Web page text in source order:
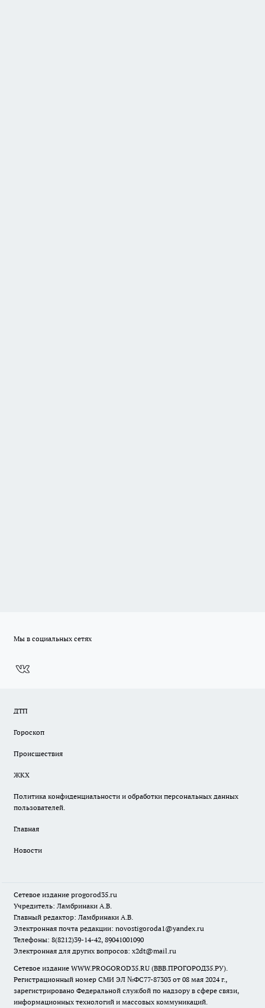
Мы в социальных сетях
ДТП
Гороскоп
Происшествия
ЖКХ
Политика конфиденциальности и обработки персональных данных
пользователей.
Главная
Новости
Сетевое издание progorod35.ru
Учредитель: Ламбринаки А.В.
Главный редактор: Ламбринаки А.В.
Электронная почта редакции: novostigoroda1@yandex.ru
Телефоны: 8(8212)39-14-42, 89041001090
Электронная для других вопросов: x2dt@mail.ru
Сетевое издание WWW.PROGOROD35.RU (ВВВ.ПРОГОРОД35.РУ).
Регистрационный номер СМИ ЭЛ №ФС77-87303 от 08 мая 2024 г.,
зарегистрировано Федеральной службой по надзору в сфере связи,
информационных технологий и массовых коммуникаций.